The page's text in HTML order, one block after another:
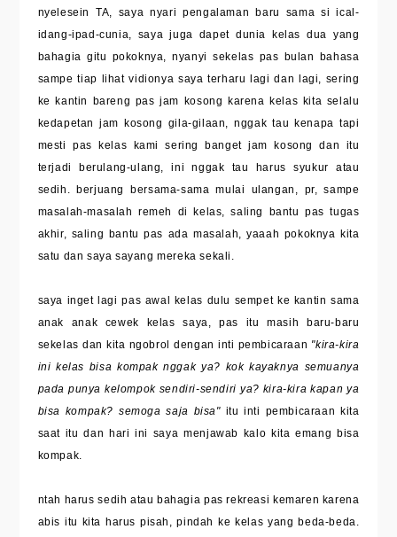
nyelesein TA, saya nyari pengalaman baru sama si ical-
idang-ipad-cunia, saya juga dapet dunia kelas dua yang
bahagia gitu pokoknya, nyanyi sekelas pas bulan bahasa
sampe tiap lihat vidionya saya terharu lagi dan lagi, sering
ke kantin bareng pas jam kosong karena kelas kita selalu
kedapetan jam kosong gila-gilaan, nggak tau kenapa tapi
mesti pas kelas kami sering banget jam kosong dan itu
terjadi berulang-ulang, ini nggak tau harus syukur atau
sedih. berjuang bersama-sama mulai ulangan, pr, sampe
masalah-masalah remeh di kelas, saling bantu pas tugas
akhir, saling bantu pas ada masalah, yaaah pokoknya kita
satu dan saya sayang mereka sekali.
saya inget lagi pas awal kelas dulu sempet ke kantin sama
anak anak cewek kelas saya, pas itu masih baru-baru
sekelas dan kita ngobrol dengan inti pembicaraan "kira-kira
ini kelas bisa kompak nggak ya? kok kayaknya semuanya
pada punya kelompok sendiri-sendiri ya? kira-kira kapan ya
bisa kompak? semoga saja bisa"itu inti pembicaraan kita
saat itu dan hari ini saya menjawab kalo kita emang bisa
kompak.
ntah harus sedih atau bahagia pas rekreasi kemaren karena
abis itu kita harus pisah, pindah ke kelas yang beda-beda.